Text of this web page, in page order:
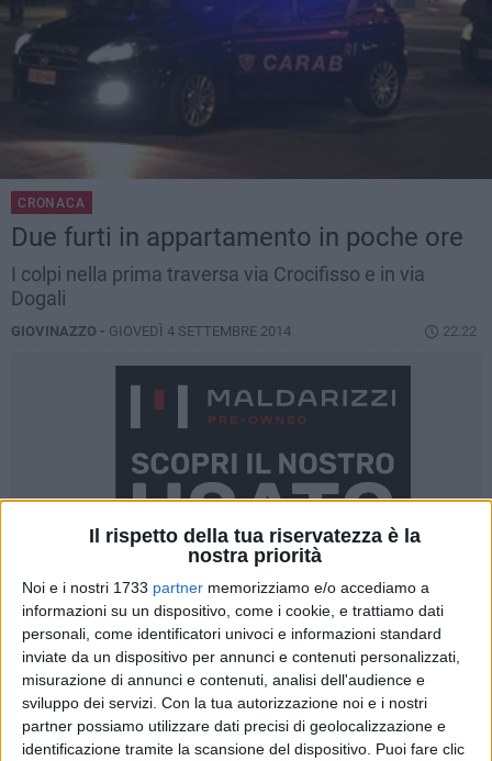
Il rispetto della tua riservatezza è la
nostra priorità
Noi e i nostri 1733 partner memorizziamo e/o accediamo a
informazioni su un dispositivo, come i cookie, e trattiamo dati
personali, come identificatori univoci e informazioni standard
inviate da un dispositivo per annunci e contenuti personalizzati,
misurazione di annunci e contenuti, analisi dell'audience e
sviluppo dei servizi. Con la tua autorizzazione noi e i nostri
partner possiamo utilizzare dati precisi di geolocalizzazione e
identificazione tramite la scansione del dispositivo. Puoi fare clic
CRONACA
Due furti in appartamento in poche ore
I colpi nella prima traversa via Crocifisso e in via
Dogali
GIOVINAZZO - GIOVEDÌ 4 SETTEMBRE 2014 22.22